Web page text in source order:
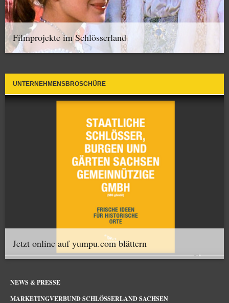
Filmprojekte im Schlösserland
UNTERNEHMENSBROSCHÜRE
Jetzt online auf yumpu.com blättern
NEWS & PRESSE
MARKETINGVERBUND SCHLÖSSERLAND SACHSEN